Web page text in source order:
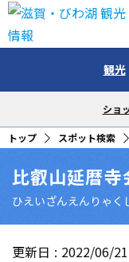
観光
ショ
トップ スポット検索
比叡山延暦寺
ひえいざんえんりゃく
更新日 2022/06/21